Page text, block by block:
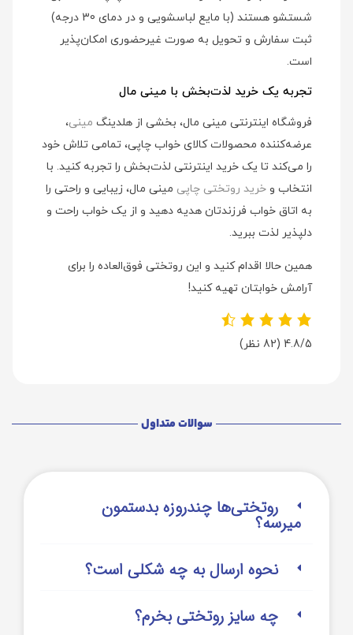
شستشو هستند (با مایع لباسشویی و در دمای 30 درجه)
ثبت سفارش و تحویل به صورت غیرحضوری امکان‌پذیر
است.
تجربه یک خرید لذت‌بخش با مینی مال
فروشگاه اینترنتی مینی مال، بخشی از هلدینگ مینی،
عرضه‌کننده محصولات کالای خواب چاپی، تمامی تلاش خود
را می‌کند تا یک خرید اینترنتی لذت‌بخش را تجربه کنید. با
انتخاب و خرید روتختی چاپی مینی مال، زیبایی و راحتی را
به اتاق خواب فرزندتان هدیه دهید و از یک خواب راحت و
دلپذیر لذت ببرید.
همین حالا اقدام کنید و این روتختی فوق‌العاده را برای
آرامش خوابتان تهیه کنید!
4.8/5 (82 نظر)
سوالات متداول
روتختی‌‌ها چندروزه بدستمون
میرسه؟
نحوه ارسال به چه شکلی است؟
چه سایز روتختی بخرم؟